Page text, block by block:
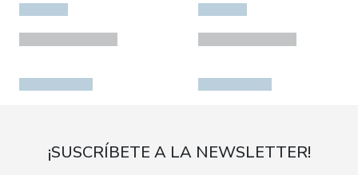
¡SUSCRÍBETE A LA NEWSLETTER!